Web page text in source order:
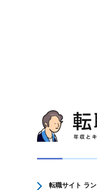
転職サイト ラ